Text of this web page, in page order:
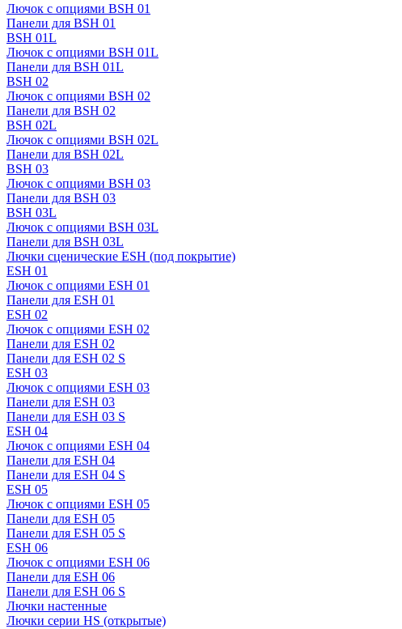
Лючок с опциями BSH 01
Панели для BSH 01
BSH 01L
Лючок с опциями BSH 01L
Панели для BSH 01L
BSH 02
Лючок с опциями BSH 02
Панели для BSH 02
BSH 02L
Лючок с опциями BSH 02L
Панели для BSH 02L
BSH 03
Лючок с опциями BSH 03
Панели для BSH 03
BSH 03L
Лючок с опциями BSH 03L
Панели для BSH 03L
Лючки сценические ESH (под покрытие)
ESH 01
Лючок с опциями ESH 01
Панели для ESH 01
ESH 02
Лючок с опциями ESH 02
Панели для ESH 02
Панели для ESH 02 S
ESH 03
Лючок с опциями ESH 03
Панели для ESH 03
Панели для ESH 03 S
ESH 04
Лючок с опциями ESH 04
Панели для ESH 04
Панели для ESH 04 S
ESH 05
Лючок с опциями ESH 05
Панели для ESH 05
Панели для ESH 05 S
ESH 06
Лючок с опциями ESH 06
Панели для ESH 06
Панели для ESH 06 S
Лючки настенные
Лючки серии HS (открытые)